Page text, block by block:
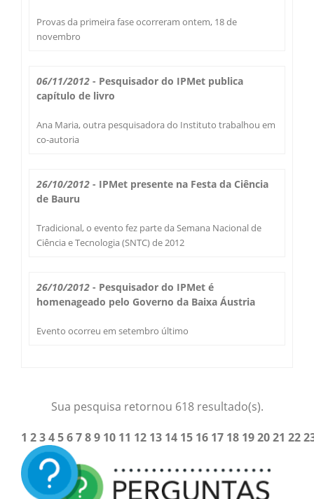
Provas da primeira fase ocorreram ontem, 18 de
novembro
06/11/2012 - Pesquisador do IPMet publica
capítulo de livro
Ana Maria, outra pesquisadora do Instituto trabalhou em
co-autoria
26/10/2012 - IPMet presente na Festa da Ciência
de Bauru
Tradicional, o evento fez parte da Semana Nacional de
Ciência e Tecnologia (SNTC) de 2012
26/10/2012 - Pesquisador do IPMet é
homenageado pelo Governo da Baixa Áustria
Evento ocorreu em setembro último
Sua pesquisa retornou 618 resultado(s).
1 23456789 10 11 12 13 14 15 16 17 18 192021 22